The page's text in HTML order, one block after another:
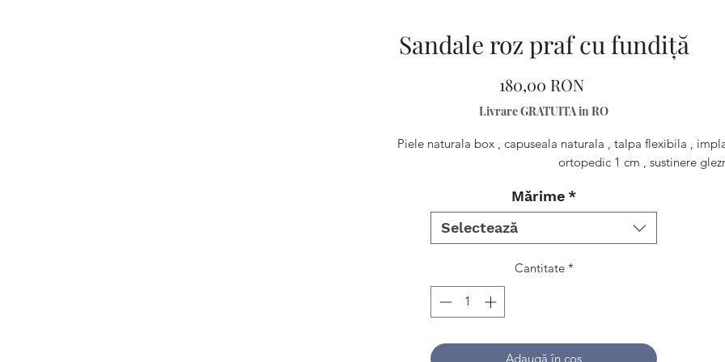
Sandale roz praf cu fundiţă
180,00 RONPreț
Livrare GRATUITA in RO
Piele naturala box , capuseala naturala , talpa flexibila ,
ortopedic 1 cm , sustinere
Mărime *
Selectează
Cantitate *
Adaugă în coș